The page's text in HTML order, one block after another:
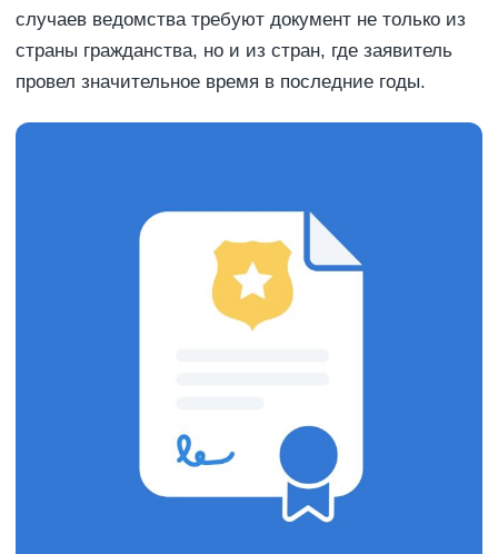
случаев ведомства требуют документ не только из
страны гражданства, но и из стран, где заявитель
провел значительное время в последние годы.